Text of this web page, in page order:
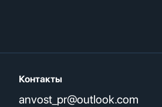
Контакты
anvost_pr@outlook.com